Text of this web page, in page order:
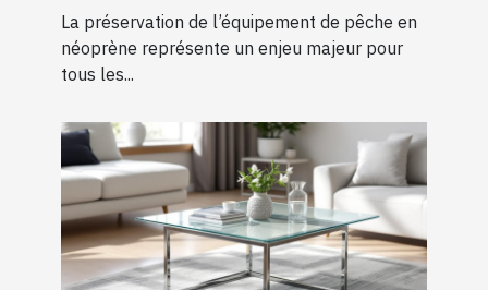
en néoprène
La préservation de l’équipement de pêche en
néoprène représente un enjeu majeur pour
tous les...